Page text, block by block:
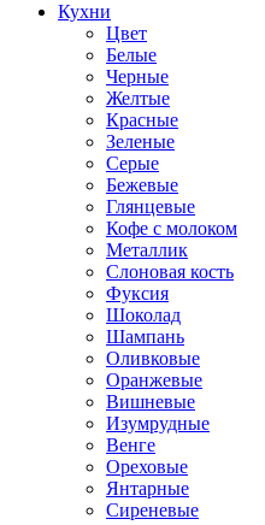
Кухни
Цвет
Белые
Черные
Желтые
Красные
Зеленые
Серые
Бежевые
Глянцевые
Кофе с молоком
Металлик
Слоновая кость
Фуксия
Шоколад
Шампань
Оливковые
Оранжевые
Вишневые
Изумрудные
Венге
Ореховые
Янтарные
Сиреневые